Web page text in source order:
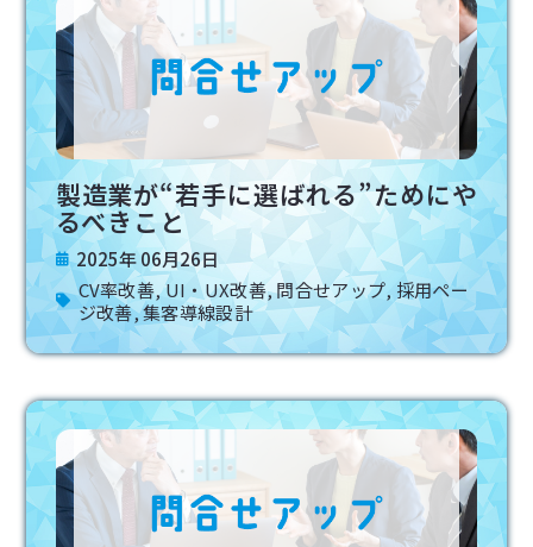
製造業が“若手に選ばれる”ためにや
るべきこと
2025年 06月26日
CV率改善,UI・UX改善,問合せアップ, 採用ペー
ジ改善,集客導線設計